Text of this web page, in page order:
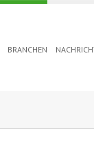
BRANCHEN